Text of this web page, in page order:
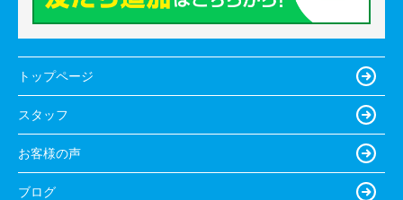
トップページ
スタッフ
お客様の声
ブログ